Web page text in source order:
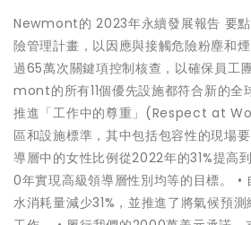
Newmont的 2023年永續發展報告 要
險管理計畫，以因應與接觸危險粉塵和
過65萬次關鍵項控制核查，以確保員工
mont的所有11個優先設施都符合新的全
推進「工作中的尊重」(Respect at
區和設施標準，其中包括包容性的現場
導層中的女性比例從2022年的31%提高
0年實現高級領導層性別均等的目標。 •
水消耗量減少31%，並推進了將氣候預